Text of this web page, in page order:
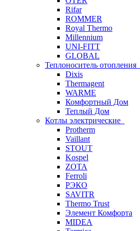
Rifar
ROMMER
Royal Thermo
Millennium
UNI-FITT
GLOBAL
Теплоноситель отопления
Dixis
Thermagent
WARME
Комфортный Дом
Теплый Дом
Котлы электрические
Protherm
Vaillant
STOUT
Kospel
ZOTA
Ferroli
РЭКО
SAVITR
Thermo Trust
Элемент Комфорта
MIDEA